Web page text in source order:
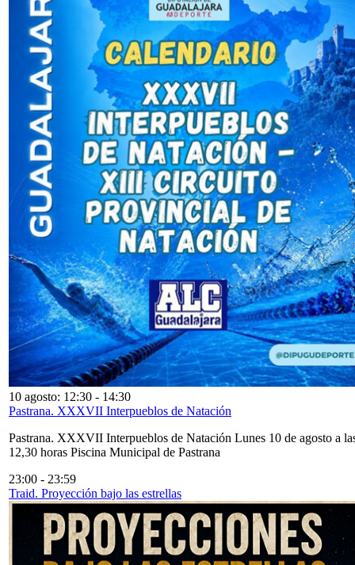
10 agosto: 12:30 - 14:30
Pastrana. XXXVII Interpueblos de Natación
Pastrana. XXXVII Interpueblos de Natación Lunes 10 de agosto a
12,30 horas Piscina Municipal de Pastrana
23:00 - 23:59
Traid. Proyección bajo las estrellas